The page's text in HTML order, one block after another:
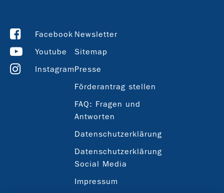
Facebook
Youtube
Instagram
Newsletter
Sitemap
Presse
Förderantrag stellen
FAQ: Fragen und
Antworten
Datenschutzerklärung
Datenschutzerklärung
Social Media
Impressum